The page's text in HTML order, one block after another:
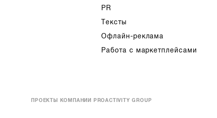
PR
Тексты
Офлайн-реклама
Работа с маркетплейсами
ПРОЕКТЫ КОМПАНИИ PROACTIVITY GROUP